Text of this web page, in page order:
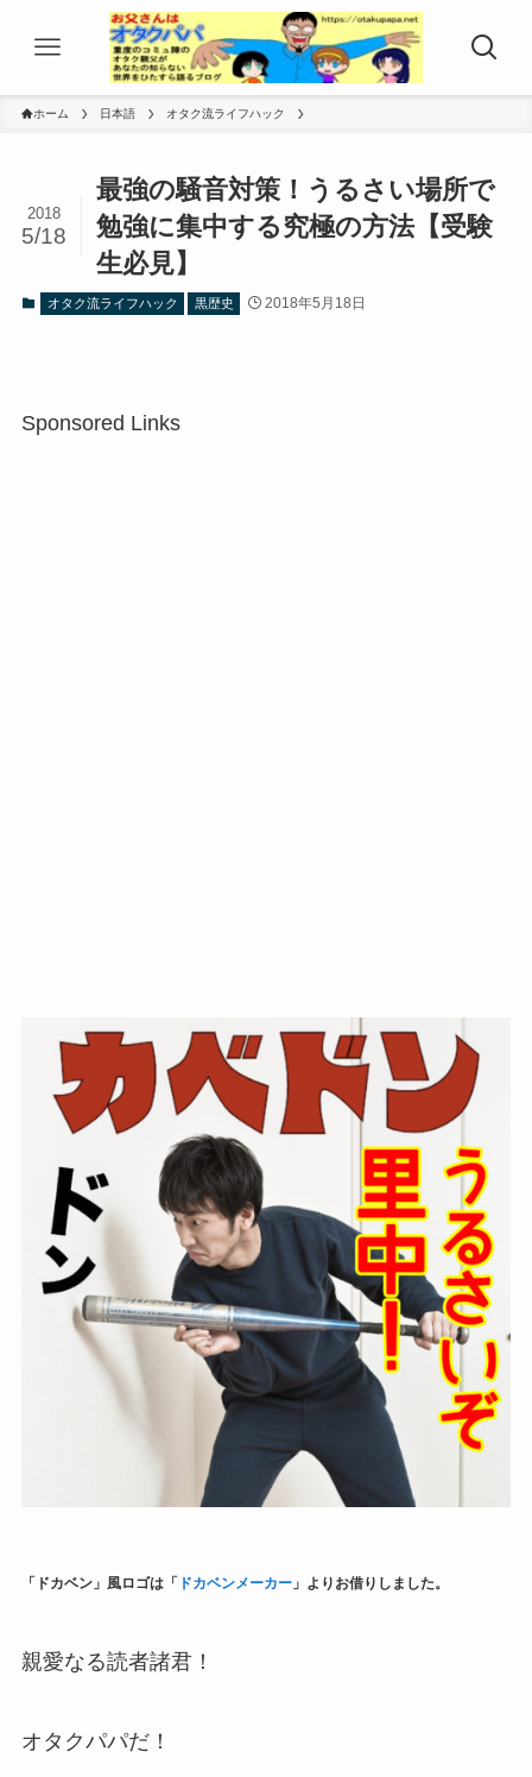
ホーム 日本語 オタク流ライフハック
最強の騒音対策！うるさい場所で
勉強に集中する究極の方法【受験
生必見】
2018
5/18
オタク流ライフハック 黒歴史 2018年5月18日
Sponsored Links
「ドカベン」風ロゴは「ドカベンメーカー」よりお借りしました。
親愛なる読者諸君！
オタクパパだ！